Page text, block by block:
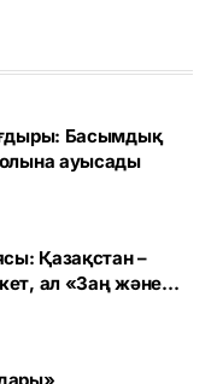
Басымдық
ауысады
Қазақстан –
ал «Заң және
баршаға міндетті